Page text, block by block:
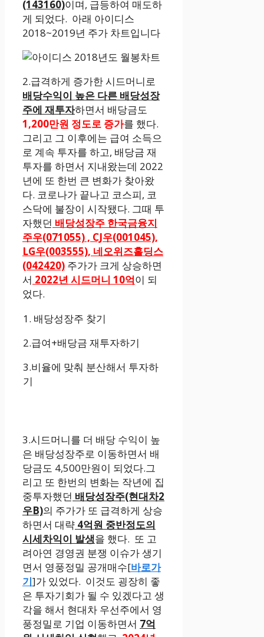
(143160)이며, 급등하여 매도하
게 되었다. 아래 아이디스
2018~2019년 주가 차트입니다
2.급격하게 증가한 시드머니로
배당수익이 높은 다른 배당성장
주에 재투자하면서 배당금도
1,200만원 정도로 증가를 했다.
그리고 그 이후에는 급여 소득으
로 계속 투자를 하고, 배당금 재
투자를 하면서 지내왔는데 2022
년에 또 한번 큰 변화가 찾아왔
다. 코로나가 끝나고 코스피, 코
스닥에 불장이 시작됐다. 그때 투
자했던 배당성장주 한국금융지
주우(071055) , CJ우(001045),
LG우(003555), 네오위즈홀딩스
(042420) 주가가 크게 상승하면
서 2022년 시드머니 10억이 되
었다.
1. 배당성장주 찾기
2.급여+배당금 재투자하기
3.비율에 맞춰 분산해서 투자하
기
3.시드머니를 더 배당 수익이 높
은 배당성장주로 이동하면서 배
당금도 4,500만원이 되었다.그
리고 또 한번의 변화는 작년에 집
중투자했던 배당성장주(현대차2
우B)의 주가가 또 급격하게 상승
하면서 대략 4억원 중반정도의
시세차익이 발생을 했다. 또 고
려아연 경영권 분쟁 이슈가 생기
면서 영풍정밀 공개매수[바로가
기]가 있었다. 이것도 굉장히 좋
은 투자기회가 될 수 있겠다고 생
각을 해서 현대차 우선주에서 영
풍정밀로 기업 이동하면서 7억